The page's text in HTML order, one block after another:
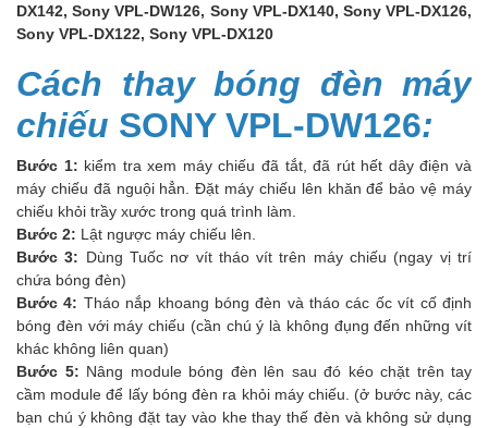
DX142, Sony VPL-DW126, Sony VPL-DX140, Sony VPL-DX126,
Sony VPL-DX122, Sony VPL-DX120
Cách thay bóng đèn máy
chiếu SONY VPL-DW126:
Bước 1: kiểm tra xem máy chiếu đã tắt, đã rút hết dây điện và
máy chiếu đã nguội hẳn. Đặt máy chiếu lên khăn để bảo vệ máy
chiếu khỏi trầy xước trong quá trình làm.
Bước 2: Lật ngược máy chiếu lên.
Bước 3: Dùng Tuốc nơ vít tháo vít trên máy chiếu (ngay vị trí
chứa bóng đèn)
Bước 4: Tháo nắp khoang bóng đèn và tháo các ốc vít cố định
bóng đèn với máy chiếu (cần chú ý là không đụng đến những vít
khác không liên quan)
Bước 5: Nâng module bóng đèn lên sau đó kéo chặt trên tay
cầm module để lấy bóng đèn ra khỏi máy chiếu. (ở bước này, các
bạn chú ý không đặt tay vào khe thay thế đèn và không sử dụng